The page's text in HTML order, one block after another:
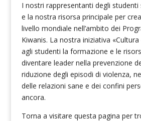
I nostri rappresentanti degli
e la nostra risorsa principale per
livello mondiale nell’ambito dei
Kiwanis. La nostra iniziativa
agli studenti la formazione e le
diventare leader nella prevenzione
riduzione degli episodi di violenza,
delle relazioni sane e dei confini
ancora.
Torna a visitare questa pagina per